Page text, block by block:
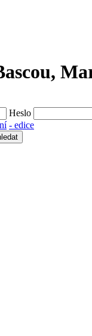
Heslo
- edice